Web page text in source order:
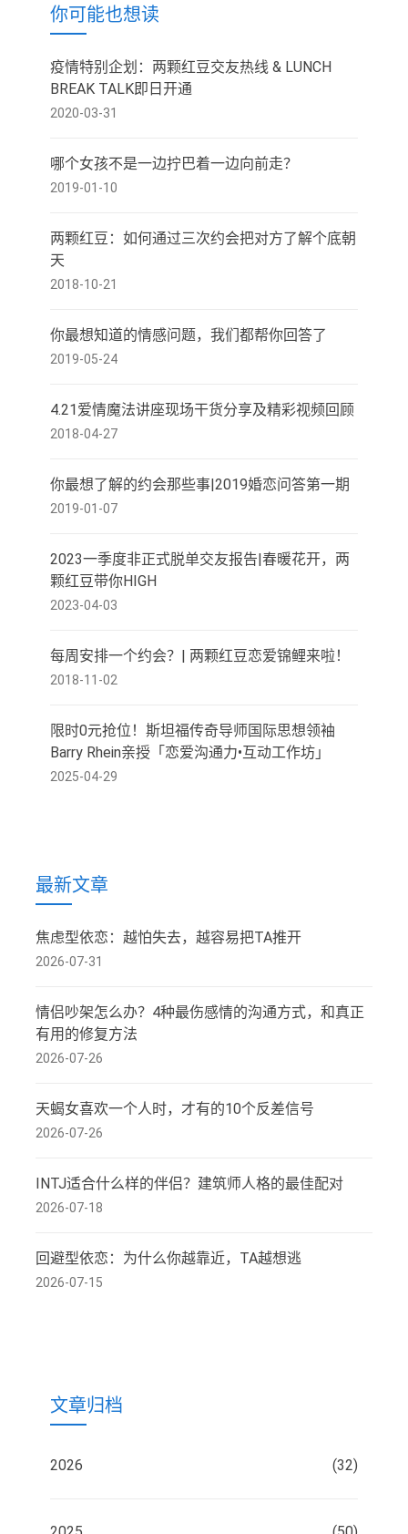
你可能也想读
疫情特别企划：两颗红豆交友热线 & LUNCH
BREAK TALK即日开通
2020-03-31
哪个女孩不是一边拧巴着一边向前走？
2019-01-10
两颗红豆：如何通过三次约会把对方了解个底朝
天
2018-10-21
你最想知道的情感问题，我们都帮你回答了
2019-05-24
4.21爱情魔法讲座现场干货分享及精彩视频回顾
2018-04-27
你最想了解的约会那些事|2019婚恋问答第一期
2019-01-07
2023一季度非正式脱单交友报告|春暖花开，两
颗红豆带你HIGH
2023-04-03
每周安排一个约会？| 两颗红豆恋爱锦鲤来啦！
2018-11-02
限时0元抢位！斯坦福传奇导师国际思想领袖
Barry Rhein亲授「恋爱沟通力•互动工作坊」
2025-04-29
最新文章
焦虑型依恋：越怕失去，越容易把TA推开
2026-07-31
情侣吵架怎么办？4种最伤感情的沟通方式，和真正
有用的修复方法
2026-07-26
天蝎女喜欢一个人时，才有的10个反差信号
2026-07-26
INTJ适合什么样的伴侣？建筑师人格的最佳配对
2026-07-18
回避型依恋：为什么你越靠近，TA越想逃
2026-07-15
文章归档
2026 (32)